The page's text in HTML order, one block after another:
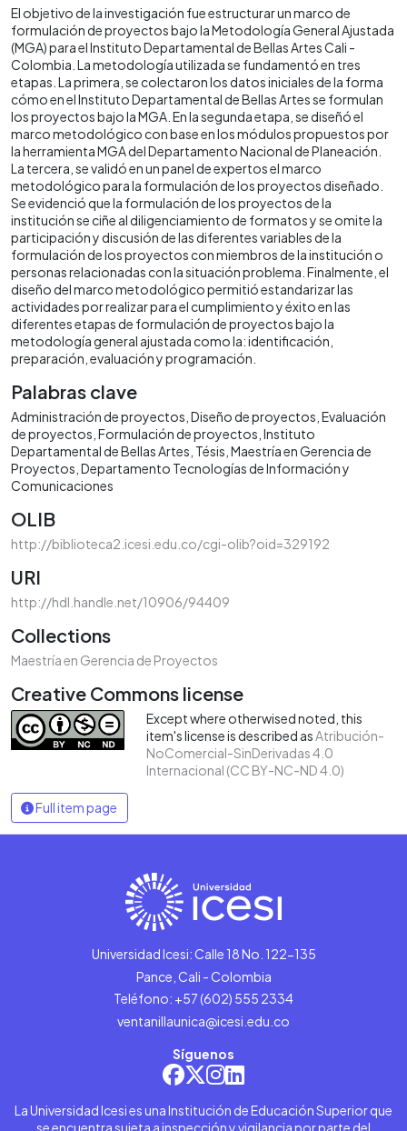
El objetivo de la investigación fue estructurar un marco de
formulación de proyectos bajo la Metodología General Ajustada
(MGA) para el Instituto Departamental de Bellas Artes Cali -
Colombia. La metodología utilizada se fundamentó en tres
etapas. La primera, se colectaron los datos iniciales de la forma
cómo en el Instituto Departamental de Bellas Artes se formulan
los proyectos bajo la MGA. En la segunda etapa, se diseñó el
marco metodológico con base en los módulos propuestos por
la herramienta MGA del Departamento Nacional de Planeación.
La tercera, se validó en un panel de expertos el marco
metodológico para la formulación de los proyectos diseñado.
Se evidenció que la formulación de los proyectos de la
institución se ciñe al diligenciamiento de formatos y se omite la
participación y discusión de las diferentes variables de la
formulación de los proyectos con miembros de la institución o
personas relacionadas con la situación problema. Finalmente, el
diseño del marco metodológico permitió estandarizar las
actividades por realizar para el cumplimiento y éxito en las
diferentes etapas de formulación de proyectos bajo la
metodología general ajustada como la: identificación,
preparación, evaluación y programación.
Palabras clave
Administración de proyectos Diseño de proyectos Evaluación
de proyectos Formulación de proyectos Instituto
Departamental de Bellas Artes Tésis Maestría en Gerencia de
Proyectos Departamento Tecnologías de Información y
Comunicaciones
OLIB
http://biblioteca2.icesi.edu.co/cgi-olib?oid=329192
URI
http://hdl.handle.net/10906/94409
Collections
Maestría en Gerencia de Proyectos
Creative Commons license
Except where otherwised noted, this
item's license is described asAtribución-
NoComercial-SinDerivadas 4.0
Internacional (CC BY-NC-ND 4.0)
Full item page
Universidad Icesi: Calle 18 No. 122-135
Pance, Cali - Colombia
Teléfono: +57 (602) 555 2334
ventanillaunica@icesi.edu.co
Síguenos
La Universidad Icesi es una Institución de Educación Superior que
se encuentra sujeta a inspección y vigilancia por parte del